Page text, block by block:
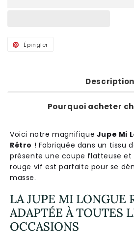
Épingler
Description
Pourquoi acheter
Voici notre magnifique Jupe Mi
Rétro ! Fabriquée dans un tissu
présente une coupe flatteuse et
rouge vif est parfaite pour se
masse.
LA JUPE MI LONGUE
ADAPTÉE À TOUTES
OCCASIONS